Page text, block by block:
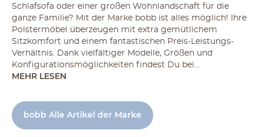
Schlafsofa oder einer großen Wohnlandschaft für die
ganze Familie? Mit der Marke bobb ist alles möglich! Ihre
Polstermöbel überzeugen mit extra gemütlichem
Sitzkomfort und einem fantastischen Preis-Leistungs-
Verhältnis. Dank vielfältiger Modelle, Größen und
Konfigurationsmöglichkeiten findest Du bei...
MEHR LESEN
bobb Alle Artikel der Marke